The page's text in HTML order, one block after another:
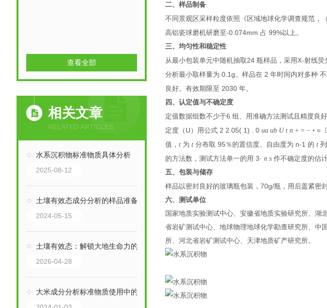
查看全部
相关文章
RELATED ARTICLES
水系沉积物标准物质具体分析
2025-08-12
土壤有效态成分分析的样品准备与处理技巧
2024-05-15
土壤有效态：解锁大地生命力的密码
2026-04-28
大米成分分析标准物质使用中的常见问题
二、样品制备
不同景观区采样粒度依照《区域地球化学调查规范，
高铝瓷球磨机研磨至-0.074mm占99%以上。
三、均匀性和稳定性
从最小包装单元中随机抽取24瓶样品，采用X-射线荧
分析最小取样量为0.1g。样品在2年时间内对多种
良好。有效期限至2030年。
四、认定值与不确定度
定值数据组数不少于6组、用准确方法测试且精度良
定度（ U ）用公式2 2 05( 1) . 0ua ub U t n+ = − •=
值，t 为t分布取95 ％的置信度、自由度为 n-1 的t
的方法数，测试方法单一的用3·n s作不确定度的估计
五、包装与储存
样品以密封良好的玻璃瓶包装，70g/瓶，用后盖紧密
六、测试单位
国家地质实验测试中心、安徽省地质实验研究所、
省岩矿测试中心、地球物理地球化学勘查研究所、中
所、河北省岩矿测试中心、天津地质矿产研究所。